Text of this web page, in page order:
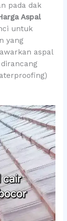
pada dak
Aspal
untuk
yang
aspal